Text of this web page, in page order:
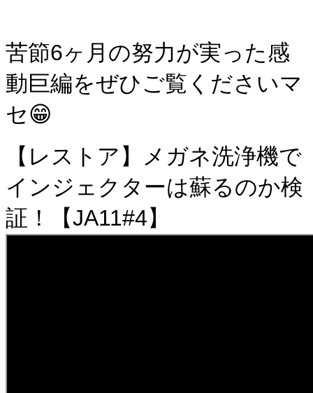
苦節6ヶ月の努力が実った感
動巨編をぜひご覧くださいマ
セ😁
【レストア】メガネ洗浄機で
インジェクターは蘇るのか検
証！【JA11#4】